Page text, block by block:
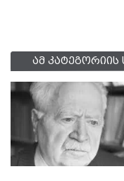
ამ კატეგორიის